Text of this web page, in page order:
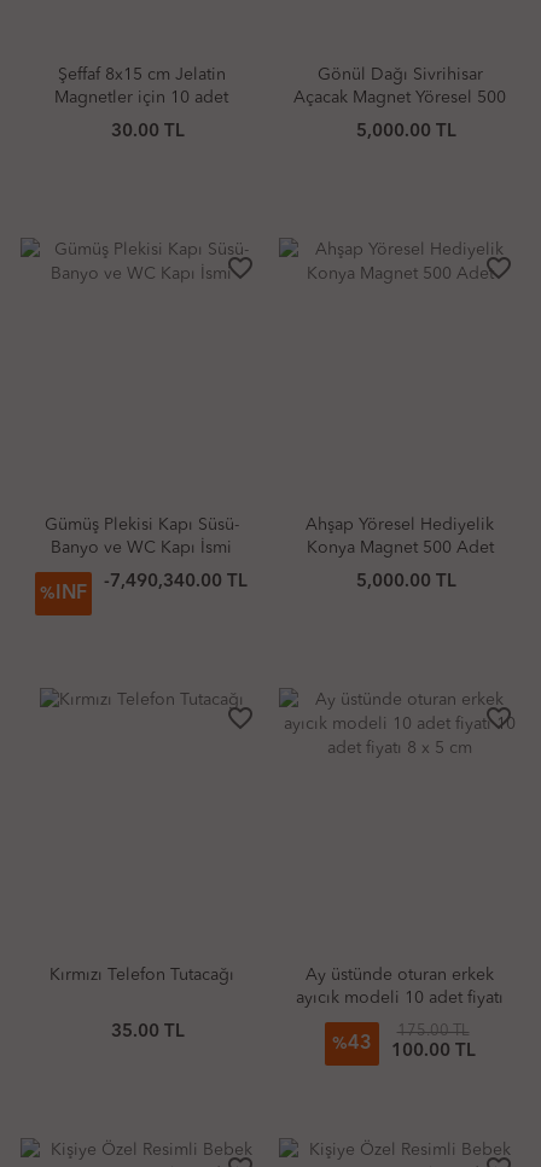
Şeffaf 8x15 cm Jelatin
Magnetler için 10 adet
30.00 TL
Gönül Dağı Sivrihisar
Açacak Magnet Yöresel 500
Adet
5,000.00 TL
favorite_border
Gümüş Plekisi Kapı Süsü-
Banyo ve WC Kapı İsmi
% INF
-7,490,340.00 TL
favorite_border
Ahşap Yöresel Hediyelik
Konya Magnet 500 Adet
5,000.00 TL
favorite_border
Kırmızı Telefon Tutacağı
35.00 TL
favorite_border
Ay üstünde oturan erkek
ayıcık modeli 10 adet fiyatı
10 adet fiyatı 8 x 5 cm
%43
175.00 TL
100.00 TL